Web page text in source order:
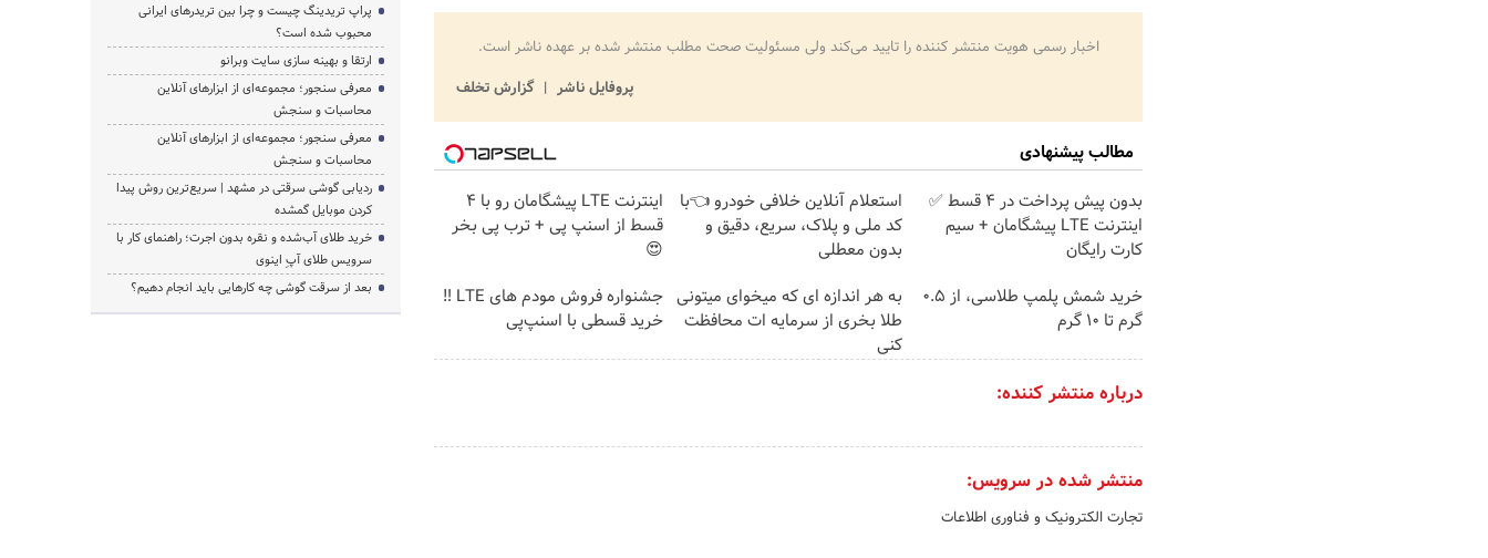
اخبار رسمی هویت منتشر کننده را تایید می‌کند ولی مسئولیت صحت مطلب منتشر شده بر عهده ناشر است.
پروفایل ناشر
گزارش تخلف
مطالب پیشنهادی
بدون پیش پرداخت در 4 قسط ✅
اینترنت LTE پیشگامان + سیم
کارت رایگان
استعلام آنلاین خلافی خودرو 👈با
کد ملی و پلاک، سریع، دقیق و
بدون معطلی
اینترنت LTE پیشگامان رو با 4
قسط از اسنپ پی + ترب پی بخر
😍
خرید شمش پلمپ طلاسی، از ۰.۵
گرم تا ۱۰ گرم
به هر اندازه ای که میخوای میتونی
طلا بخری از سرمایه ات محافظت
کنی
جشنواره فروش مودم های LTE ‼️
خرید قسطی با اسنپ‌پی
درباره منتشر کننده:
منتشر شده در سرویس:
تجارت الکترونیک و فناوری اطلاعات
پراپ تریدینگ چیست و چرا بین تریدرهای ایرانی
محبوب شده است؟
ارتقا و بهینه سازی سایت وبرانو
معرفی سنجور؛ مجموعه‌ای از ابزارهای آنلاین
محاسبات و سنجش
معرفی سنجور؛ مجموعه‌ای از ابزارهای آنلاین
محاسبات و سنجش
ردیابی گوشی سرقتی در مشهد | سریع‌ترین روش پیدا
کردن موبایل گمشده
خرید طلای آب‌شده و نقره بدون اجرت؛ راهنمای کار با
سرویس طلای آپِ اینوی
بعد از سرقت گوشی چه کارهایی باید انجام دهیم؟